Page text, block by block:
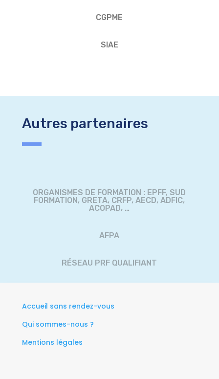
CGPME
SIAE
Autres partenaires
ORGANISMES DE FORMATION : EPFF, SUD
FORMATION, GRETA, CRFP, AECD, ADFIC,
ACOPAD, …
AFPA
RÉSEAU PRF QUALIFIANT
Accueil sans rendez-vous
Qui sommes-nous ?
Mentions légales